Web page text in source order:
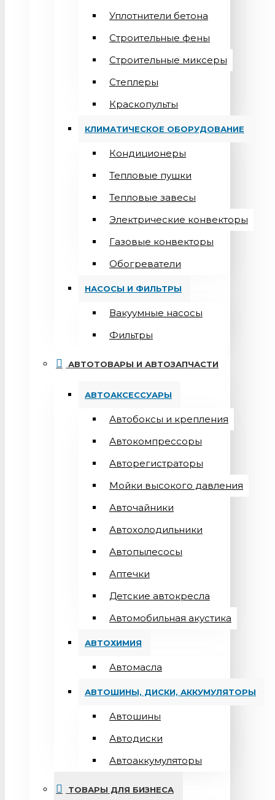
Уплотнители бетона
Строительные фены
Строительные миксеры
Степлеры
Краскопульты
КЛИМАТИЧЕСКОЕ ОБОРУДОВАНИЕ
Кондиционеры
Teпловые пушки
Тепловые завесы
Электрические конвекторы
Газовые конвекторы
Обогреватели
НАСОСЫ И ФИЛЬТРЫ
Вакуумные насосы
Фильтры
АВТОТОВАРЫ И АВТОЗАПЧАСТИ
АВТОАКСЕССУАРЫ
Автобоксы и крепления
Автокомпрессоры
Авторегистраторы
Мойки высокого давления
Авточайники
Автохолодильники
Автопылесосы
Аптечки
Детские автокресла
Автомобильная акустика
АВТОХИМИЯ
Автомасла
АВТОШИНЫ, ДИСКИ, АККУМУЛЯТОРЫ
Автошины
Автодиски
Автоаккумуляторы
ТОВАРЫ ДЛЯ БИЗНЕСА